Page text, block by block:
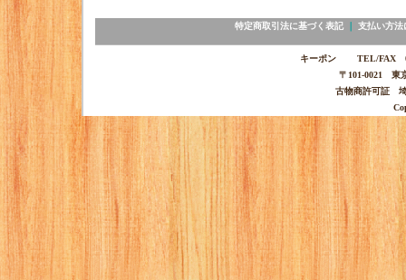
特定商取引法に基づく表記｜ 支払い方法
キーポン TEL/FAX
〒101-0021 東
古物商許可証